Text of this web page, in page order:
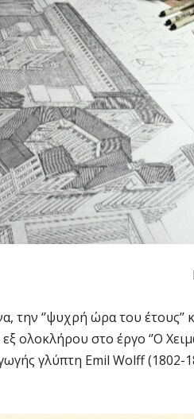
‘’ψυχρή ώρα του έτους’’
ολοκλήρου στο έργο ‘’Ο
γλύπτη Emil Wolff